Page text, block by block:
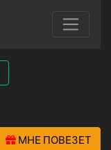
МНЕ ПОВЕЗЕТ